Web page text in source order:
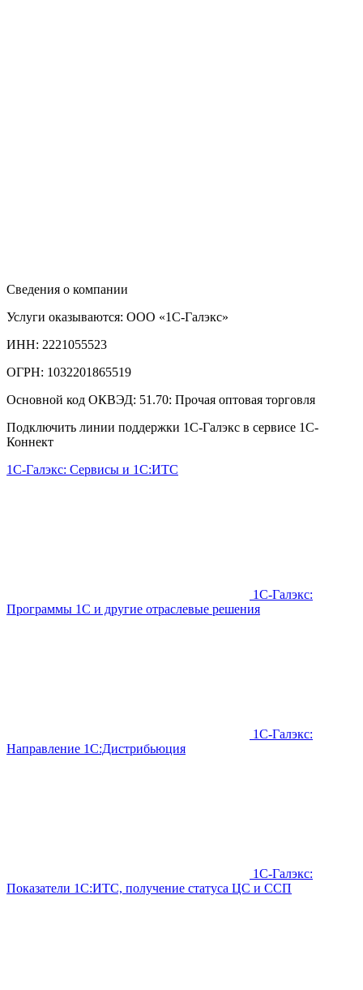
Сведения о компании
Услуги оказываются: ООО «1С-Галэкс»
ИНН: 2221055523
ОГРН: 1032201865519
Основной код ОКВЭД: 51.70: Прочая оптовая торговля
Подключить линии поддержки 1С-Галэкс в сервисе 1С-
Коннект
1С-Галэкс: Сервисы и 1С:ИТС
1С-Галэкс:
Программы 1С и другие отраслевые решения
1С-Галэкс:
Направление 1С:Дистрибьюция
1С-Галэкс:
Показатели 1С:ИТС, получение статуса ЦС и ССП